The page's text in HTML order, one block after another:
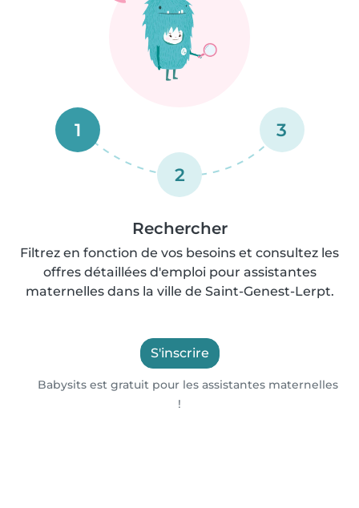
1
2
3
Rechercher
Filtrez en fonction de vos besoins et consultez les
offres détaillées d'emploi pour assistantes
maternelles dans la ville de Saint-Genest-Lerpt.
S'inscrire
Babysits est gratuit pour les assistantes maternelles
!